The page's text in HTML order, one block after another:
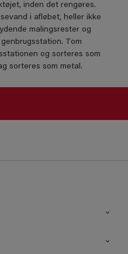
inden det rengøres.
i afløbet, heller ikke
malingsrester og
Tom
og sorteres som
sorteres som metal.